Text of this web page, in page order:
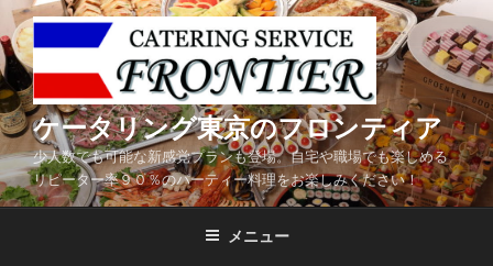
コ
ン
テ
ン
ツ
へ
キ
ケータリング東京のフロンティア
少人数でも可能な新感覚プランも登場。自宅や職場でも楽しめる
リピーター率９０％のパーティー料理をお楽しみください！
メニュー